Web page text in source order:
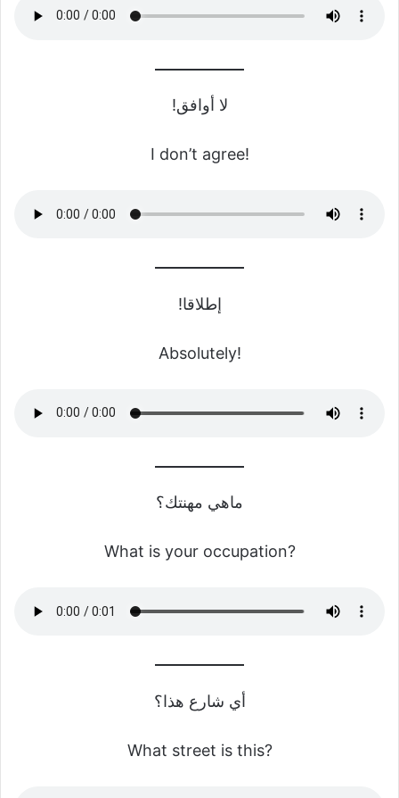
لا أوافق!
I don’t agree!
إطلاقا!
Absolutely!
ماهي مهنتك؟
What is your occupation?
أي شارع هذا؟
What street is this?